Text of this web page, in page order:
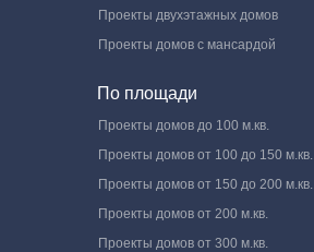
Проекты двухэтажных домов
Проекты домов с мансардой
По площади
Проекты домов до 100 м.кв.
Проекты домов от 100 до 150 м.кв.
Проекты домов от 150 до 200 м.кв.
Проекты домов от 200 м.кв.
Проекты домов от 300 м.кв.